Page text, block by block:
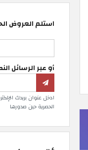
استلم العروض
أو عبر الرسائل
ادخل عنوان بريدك
الحصرية حين صدورها